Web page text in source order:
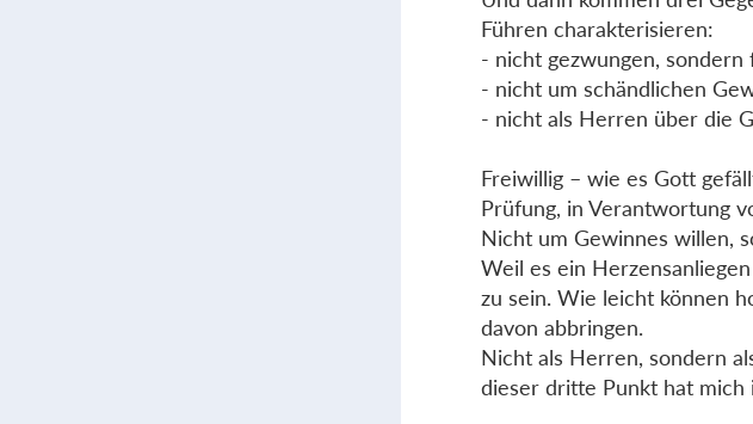
Führen charakterisieren:
- nicht gezwungen,
- nicht um schändlichen
- nicht als Herren über die
Freiwillig – wie es Gott
Prüfung, in Verantwortung
Nicht um Gewinnes willen,
Weil es ein
zu sein. Wie leicht können
davon abbringen.
Nicht als Herren, sondern
dieser dritte Punkt hat mich